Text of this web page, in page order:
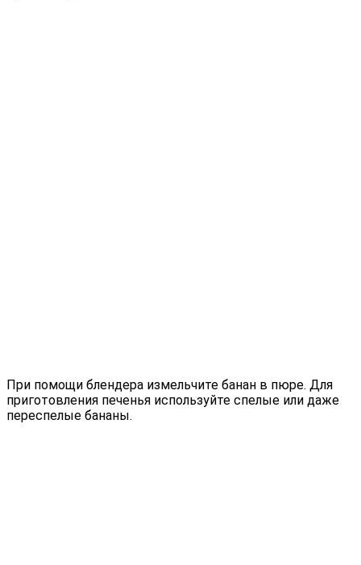
При помощи блендера измельчите банан в пюре. Для
приготовления печенья используйте спелые или даже
переспелые бананы.